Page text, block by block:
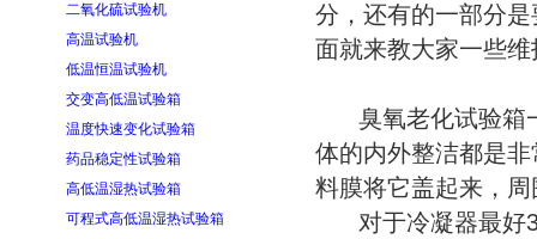
二氧化硫试验机
高温试验机
低温恒温试验机
交变高低温试验箱
温度快速变化试验箱
药品稳定性试验箱
高低温湿热试验箱
可程式高低温湿热试验箱
分，还有的一部分
面就来教大家一些维
臭氧老化试验箱一
体的内外整洁都是
料膜将它盖起来，
对于冷凝器最好3